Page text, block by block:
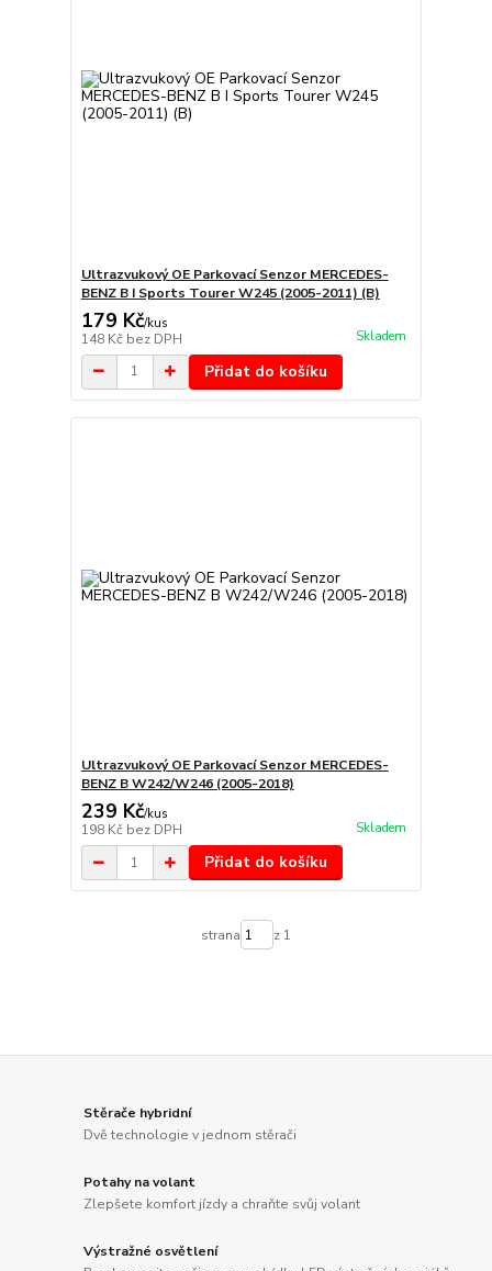
Ultrazvukový OE Parkovací Senzor MERCEDES-
BENZ B I Sports Tourer W245 (2005-2011) (B)
179 Kč/kus
148 Kč bez DPH Skladem
Přidat do košíku
Ultrazvukový OE Parkovací Senzor MERCEDES-
BENZ B W242/W246 (2005-2018)
239 Kč/kus
198 Kč bez DPH Skladem
Přidat do košíku
strana z 1
Stěrače hybridní
Dvě technologie v jednom stěrači
Potahy na volant
Zlepšete komfort jízdy a chraňte svůj volant
Výstražné osvětlení